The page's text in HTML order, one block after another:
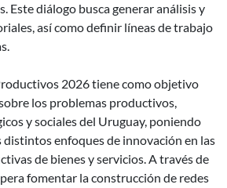
Este diálogo busca generar análisis y
así como definir líneas de trabajo
2026 tiene como objetivo
los problemas productivos,
y sociales del Uruguay, poniendo
distintos enfoques de innovación en las
de bienes y servicios. A través de
fomentar la construcción de redes